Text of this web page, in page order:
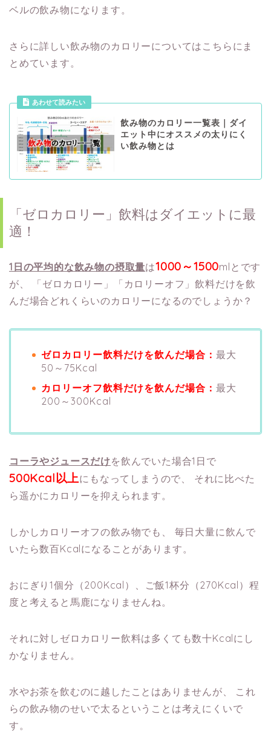
ベルの飲み物になります。
さらに詳しい飲み物のカロリーについてはこちらにま
とめています。
あわせて読みたい
飲み物のカロリー一覧表｜ダイ
エット中にオススメの太りにく
い飲み物とは
「ゼロカロリー」飲料はダイエットに最
適！
1日の平均的な飲み物の摂取量は1000～1500mlとです
が、
「ゼロカロリー」「カロリーオフ」飲料だけを飲
んだ場合どれくらいのカロリーになるのでしょうか？
ゼロカロリー飲料だけを飲んだ場合： 最大
50～75Kcal
カロリーオフ飲料だけを飲んだ場合： 最大
200～300Kcal
コーラやジュースだけを飲んでいた場合1日で
500Kcal以上にもなってしまうので、
それに比べた
ら遥かにカロリーを抑えられます。
しかしカロリーオフの飲み物でも、
毎日大量に飲んで
いたら数百Kcalになることがあります。
おにぎり1個分（200Kcal）、ご飯1杯分（270Kcal）程
度と考えると馬鹿になりませんね。
それに対しゼロカロリー飲料は多くても数十Kcalにし
かなりません。
水やお茶を飲むのに越したことはありませんが、
これ
らの飲み物のせいで太るということは考えにくいで
す。